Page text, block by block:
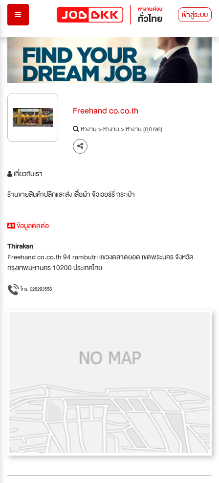
เข้าสู่ระบบ
Freehand co.co.th
หางาน>หางาน>หางาน (ทุกเขต)
เกี่ยวกับเรา
ร้านขายสินค้าปลีกและส่ง เสื้อผ้า จิวเวอร์รี่ กระเป่า
ข้อมูลติดต่อ
Thirakan
Freehand co.co.th 94 rambutri แขวงตลาดยอด เขตพระนคร จังหวัด
กรุงเทพมหานคร 10200 ประเทศไทย
โทร. 026293558